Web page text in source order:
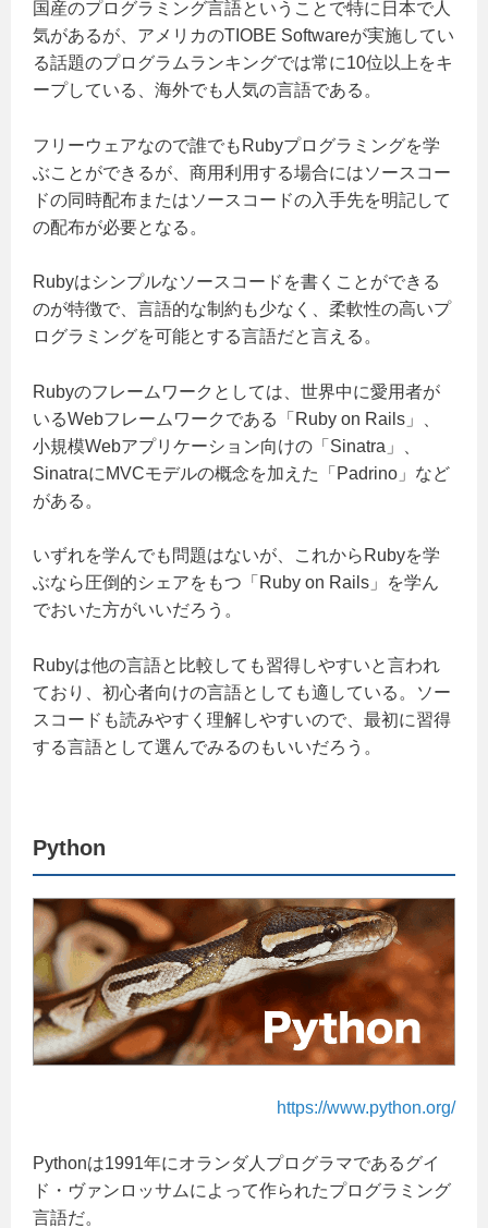
国産のプログラミング言語ということで特に日本で人
気があるが、アメリカのTIOBE Softwareが実施してい
る話題のプログラムランキングでは常に10位以上をキ
ープしている、海外でも人気の言語である。
フリーウェアなので誰でもRubyプログラミングを学
ぶことができるが、商用利用する場合にはソースコー
ドの同時配布またはソースコードの入手先を明記して
の配布が必要となる。
Rubyはシンプルなソースコードを書くことができる
のが特徴で、言語的な制約も少なく、柔軟性の高いプ
ログラミングを可能とする言語だと言える。
Rubyのフレームワークとしては、世界中に愛用者が
いるWebフレームワークである「Ruby on Rails」、
小規模Webアプリケーション向けの「Sinatra」、
SinatraにMVCモデルの概念を加えた「Padrino」など
がある。
いずれを学んでも問題はないが、これからRubyを学
ぶなら圧倒的シェアをもつ「Ruby on Rails」を学ん
でおいた方がいいだろう。
Rubyは他の言語と比較しても習得しやすいと言われ
ており、初心者向けの言語としても適している。ソー
スコードも読みやすく理解しやすいので、最初に習得
する言語として選んでみるのもいいだろう。
Python
https://www.python.org/
Pythonは1991年にオランダ人プログラマであるグイ
ド・ヴァンロッサムによって作られたプログラミング
言語だ。